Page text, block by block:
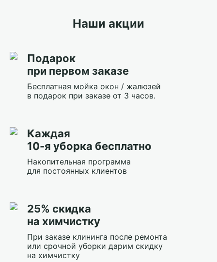
Наши акции
Подарок
при первом заказе
Бесплатная мойка окон / жалюзей
в подарок при заказе от 3 часов.
Каждая
10-я уборка бесплатно
Накопительная программа
для постоянных клиентов
25% скидка
на химчистку
При заказе клининга после ремонта
или срочной уборки дарим скидку
на химчистку